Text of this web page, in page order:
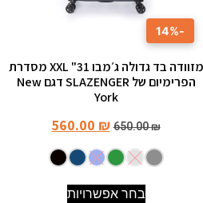
-14%
מזוודה בד גדולה ג׳מבו 31" XXL מסדרת
הפרימיום של SLAZENGER דגם New
York
650.00₪
560.00 ₪
בחר אפשרויות